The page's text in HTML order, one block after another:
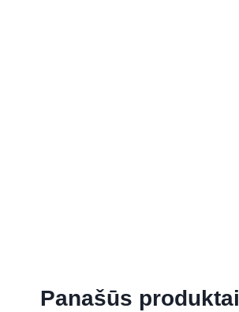
Panašūs produktai